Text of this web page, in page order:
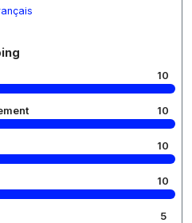
10
10
10
10
5